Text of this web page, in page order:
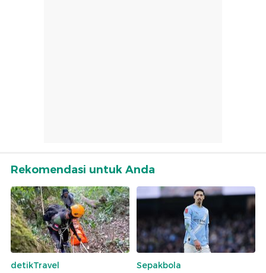
Rekomendasi untuk Anda
detikTravel
Sepakbola